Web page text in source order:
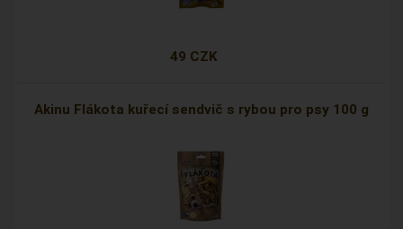
49 CZK
Akinu Flákota kuřecí sendvič s rybou pro psy 100 g